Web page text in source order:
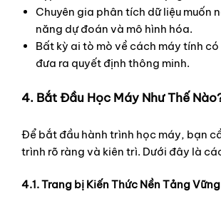
Chuyên gia phân tích dữ liệu muốn
năng dự đoán và mô hình hóa.
Bất kỳ ai tò mò về cách máy tính
đưa ra quyết định thông minh.
4. Bắt Đầu Học Máy Như Thế
Để bắt đầu hành trình học máy, bạn
trình rõ ràng và kiên trì. Dưới đây là
4.1. Trang bị Kiến Thức Nền Tảng